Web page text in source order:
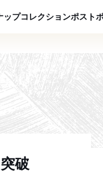
ップコレクションポスト
破